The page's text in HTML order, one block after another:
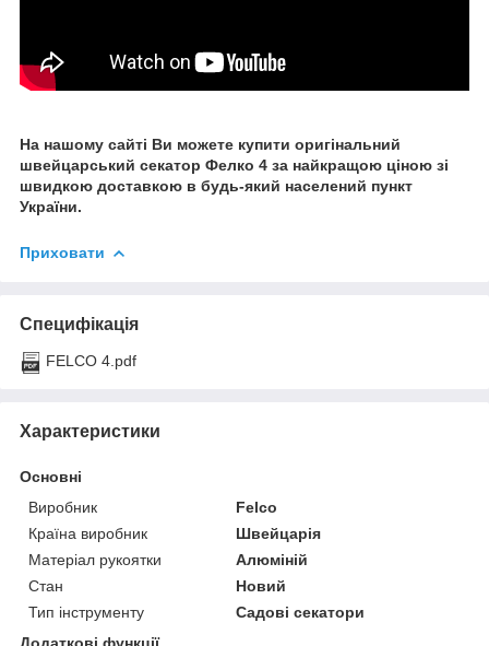
На нашому сайті Ви можете купити оригінальний
швейцарський секатор Фелко 4 за найкращою ціною зі
швидкою доставкою в будь-який населений пункт
України.
Приховати
Специфікація
FELCO 4.pdf
Характеристики
Основні
Виробник
Felco
Країна виробник
Швейцарія
Матеріал рукоятки
Алюміній
Стан
Новий
Тип інструменту
Садові секатори
Додаткові функції